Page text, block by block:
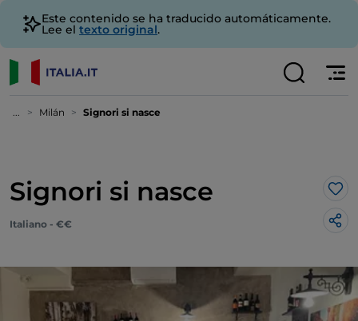
Este contenido se ha traducido automáticamente.
Lee el texto original.
... Milán Signori si nasce
Signori si nasce Me
Italiano - €€